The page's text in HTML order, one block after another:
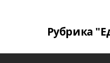
Рубрика